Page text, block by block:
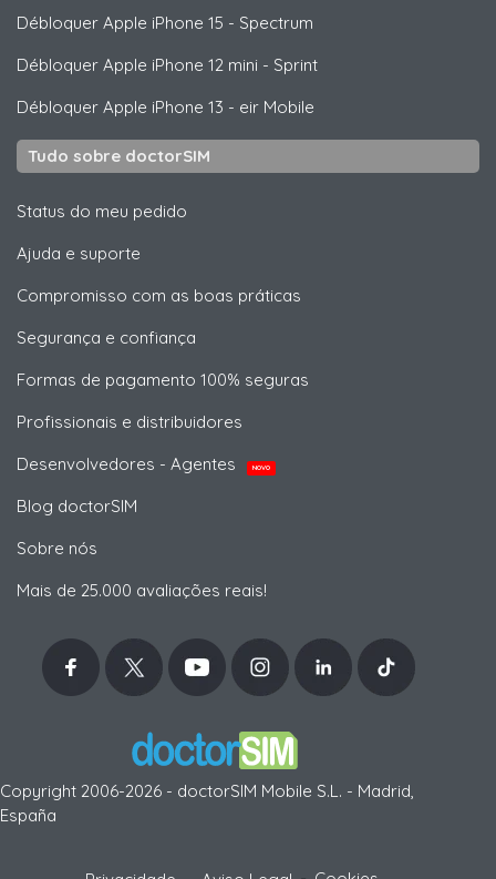
Débloquer Apple iPhone 15 - Spectrum
Débloquer Apple iPhone 12 mini - Sprint
Débloquer Apple iPhone 13 - eir Mobile
Tudo sobre doctorSIM
Status do meu pedido
Ajuda e suporte
Compromisso com as boas práticas
Segurança e confiança
Formas de pagamento 100% seguras
Profissionais e distribuidores
Desenvolvedores - Agentes
NOVO
Blog doctorSIM
Sobre nós
Mais de 25.000 avaliações reais!
Copyright 2006-2026 - doctorSIM Mobile S.L. - Madrid,
España